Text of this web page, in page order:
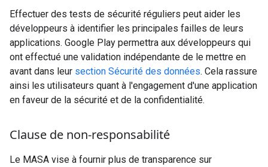
Effectuer des tests de sécurité réguliers peut aider les
développeurs à identifier les principales failles de leurs
applications. Google Play permettra aux développeurs qui
ont effectué une validation indépendante de le mettre en
avant dans leur section Sécurité des données. Cela rassure
ainsi les utilisateurs quant à l'engagement d'une application
en faveur de la sécurité et de la confidentialité.
Clause de non-responsabilité
Le MASA vise à fournir plus de transparence sur